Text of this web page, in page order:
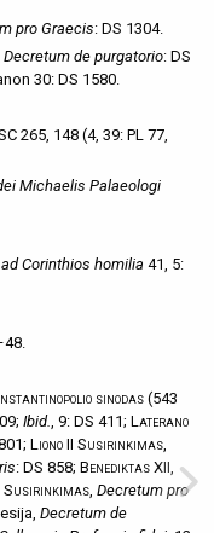
pro Graecis: DS 1304.
Decretum de purgatorio: DS
30: DS 1580.
265, 148 (4, 39: PL 77,
Michaelis Palaeologi
Corinthios homilia 41, 5:
sinodas(543
Ibid., 9: DS 411; Laterano
Liono II Susirinkimas,
: DS 858; Benediktas XII,
Susirinkimas, Decretum pro
Decretum de